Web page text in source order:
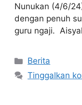
Nunukan (4/6/
dengan penuh
guru ngaji.
Kategori
Berita
Tinggalkan